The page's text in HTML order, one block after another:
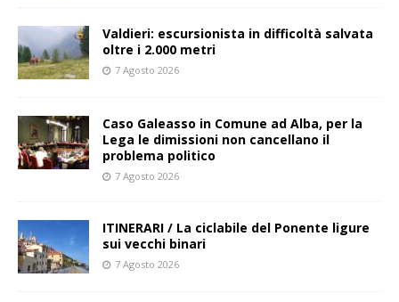
Valdieri: escursionista in difficoltà salvata
oltre i 2.000 metri
7 Agosto 2026
Caso Galeasso in Comune ad Alba, per la
Lega le dimissioni non cancellano il
problema politico
7 Agosto 2026
ITINERARI / La ciclabile del Ponente ligure
sui vecchi binari
7 Agosto 2026